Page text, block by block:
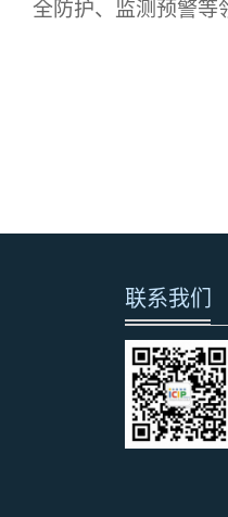
全防护、监测预警等
联系我们